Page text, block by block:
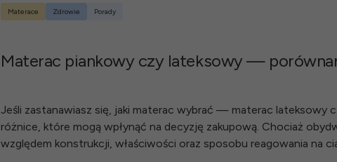
Materace Zdrowie Porady
Materac piankowy czy lateksowy —
Jeśli zastanawiasz się, jaki materac wybrać — materac
różnice, które mogą wpłynąć na decyzję zakupową. Chociaż
względem konstrukcji, właściwości oraz sposobu reagowania na